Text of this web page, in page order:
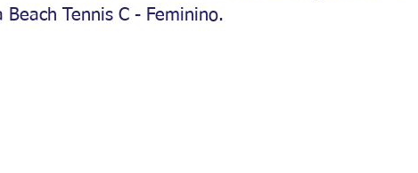
Tennis C - Feminino.